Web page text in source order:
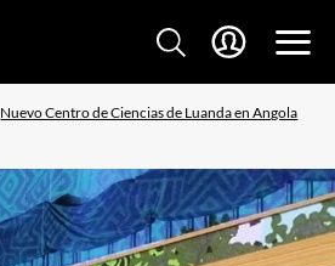
Nuevo Centro de Ciencias de Luanda en Angola